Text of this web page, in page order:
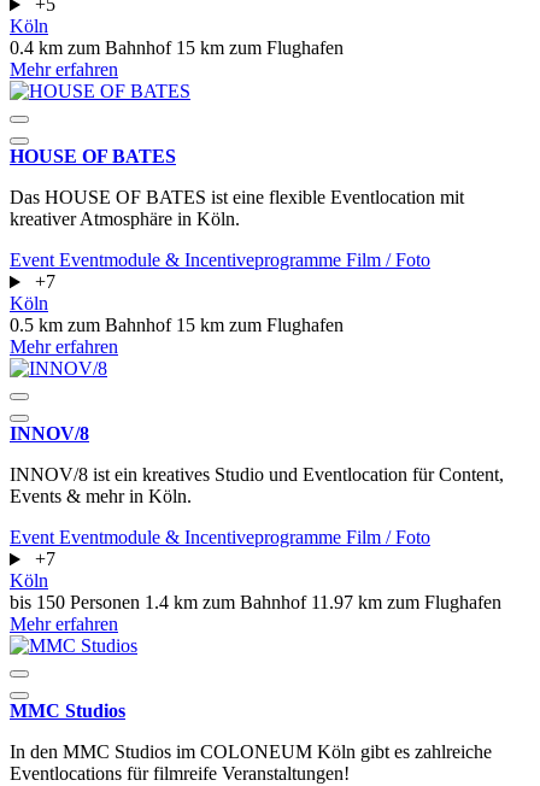
+5
Köln
0.4 km zum Bahnhof 15 km zum Flughafen
Mehr erfahren
HOUSE OF BATES
Das HOUSE OF BATES ist eine flexible Eventlocation mit
kreativer Atmosphäre in Köln.
Event Eventmodule & Incentiveprogramme Film / Foto
+7
Köln
0.5 km zum Bahnhof 15 km zum Flughafen
Mehr erfahren
INNOV/8
INNOV/8 ist ein kreatives Studio und Eventlocation für Content,
Events & mehr in Köln.
Event Eventmodule & Incentiveprogramme Film / Foto
+7
Köln
bis 150 Personen 1.4 km zum Bahnhof 11.97 km zum Flughafen
Mehr erfahren
MMC Studios
In den MMC Studios im COLONEUM Köln gibt es zahlreiche
Eventlocations für filmreife Veranstaltungen!